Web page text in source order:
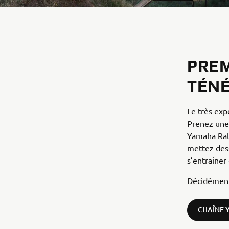
Le très
Prenez
Yamaha
mettez
CHAÎNE